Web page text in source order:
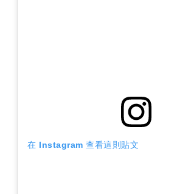
在 Instagram 查看這則貼文